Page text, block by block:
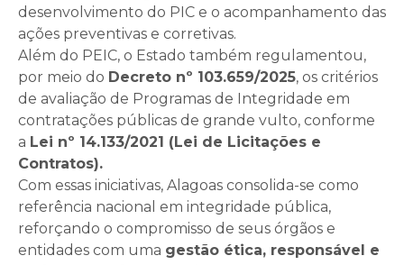
desenvolvimento do PIC e o acompanhamento das
ações preventivas e corretivas.
Além do PEIC, o Estado também regulamentou,
por meio do Decreto nº 103.659/2025, os critérios
de avaliação de Programas de Integridade em
contratações públicas de grande vulto, conforme
a Lei nº 14.133/2021 (Lei de Licitações e
Contratos).
Com essas iniciativas, Alagoas consolida-se como
referência nacional em integridade pública,
reforçando o compromisso de seus órgãos e
entidades com uma gestão ética, responsável e